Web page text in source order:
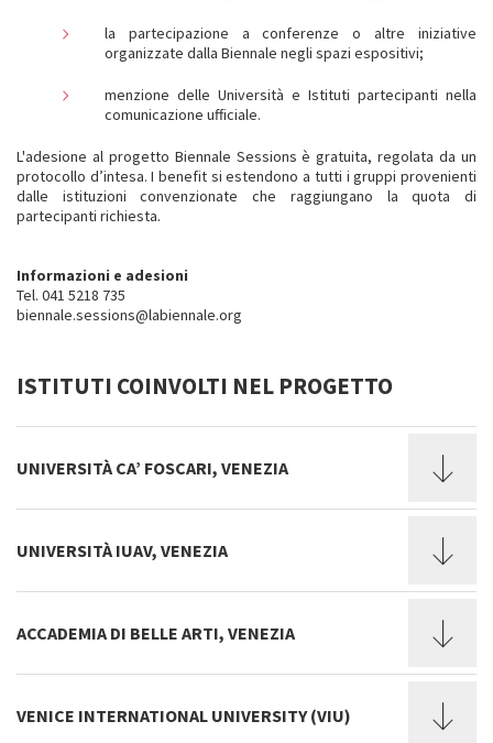
la partecipazione a conferenze o altre iniziative
organizzate dalla Biennale negli spazi espositivi;
menzione delle Università e Istituti partecipanti nella
comunicazione ufficiale.
L'adesione al progetto Biennale Sessions è gratuita, regolata da un
protocollo d’intesa. I benefit si estendono a tutti i gruppi provenienti
dalle istituzioni convenzionate che raggiungano la quota di
partecipanti richiesta.
Informazioni e adesioni
Tel. 041 5218 735
biennale.sessions@labiennale.org
ISTITUTI COINVOLTI NEL PROGETTO
UNIVERSITÀ CA’ FOSCARI, VENEZIA
UNIVERSITÀ IUAV, VENEZIA
ACCADEMIA DI BELLE ARTI, VENEZIA
VENICE INTERNATIONAL UNIVERSITY (VIU)